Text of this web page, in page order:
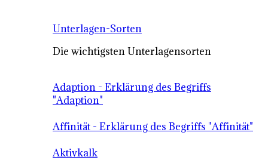
Unterlagen-Sorten
Die wichtigsten Unterlagensorten
Adaption - Erklärung des Begriffs
"Adaption"
Affinität - Erklärung des Begriffs "Affinität"
Aktivkalk